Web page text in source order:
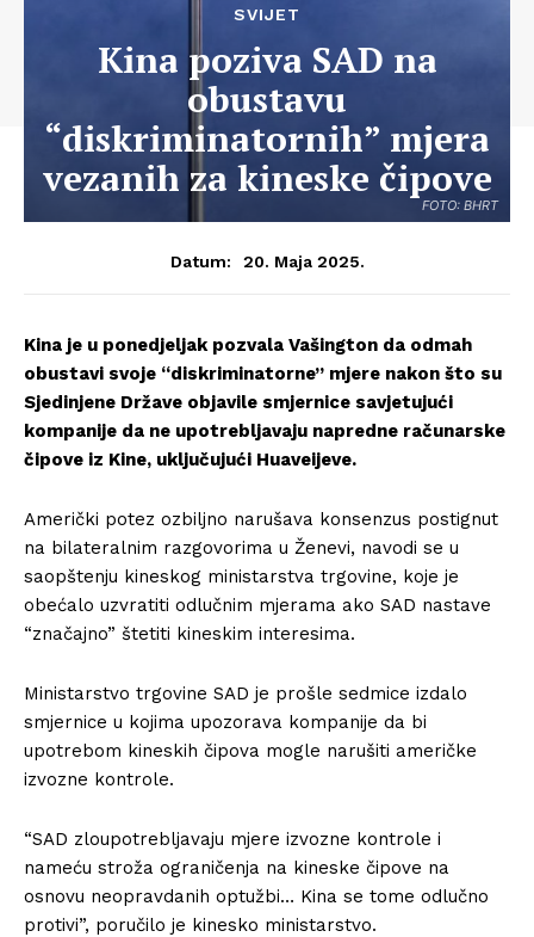
FOTO: BHRT
SVIJET
Kina poziva SAD na
obustavu
“diskriminatornih” mjera
vezanih za kineske čipove
Datum: 20. Maja 2025.
Kina je u ponedjeljak pozvala Vašington da odmah
obustavi svoje “diskriminatorne” mjere nakon što su
Sjedinjene Države objavile smjernice savjetujući
kompanije da ne upotrebljavaju napredne računarske
čipove iz Kine, uključujući Huaveijeve.
Američki potez ozbiljno narušava konsenzus postignut
na bilateralnim razgovorima u Ženevi, navodi se u
saopštenju kineskog ministarstva trgovine, koje je
obećalo uzvratiti odlučnim mjerama ako SAD nastave
“značajno” štetiti kineskim interesima.
Ministarstvo trgovine SAD je prošle sedmice izdalo
smjernice u kojima upozorava kompanije da bi
upotrebom kineskih čipova mogle narušiti američke
izvozne kontrole.
“SAD zloupotrebljavaju mjere izvozne kontrole i
nameću stroža ograničenja na kineske čipove na
osnovu neopravdanih optužbi… Kina se tome odlučno
protivi”, poručilo je kinesko ministarstvo.